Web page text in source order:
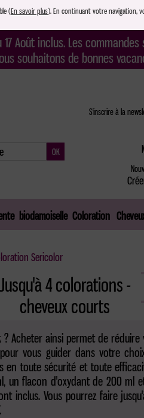
(En savoir plus). En continuant votre navigation,
Août inclus. Les
souhaitons de bonnes
S'inscrire à la
biodamoiselle Coloration
Sericolor
4 colorations -
cheveux courts
? Acheter ainsi permet de
vous guider dans votre
en toute sécurité et toute
un flacon d'oxydant de 200 ml
inclus. Vous pourrez faire